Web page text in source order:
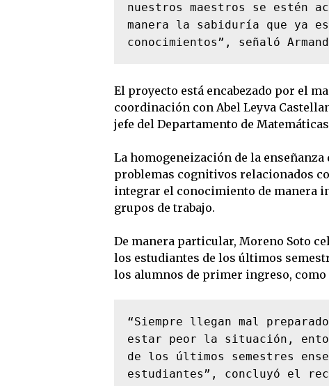
nuestros maestros se estén
manera la sabiduría que ya
conocimientos”, señaló
El proyecto está encabezado por el
coordinación con Abel Leyva
jefe del Departamento de
La homogeneización de la
problemas cognitivos relacionados
integrar el conocimiento de manera
grupos de trabajo.
De manera particular, Moreno Soto
los estudiantes de los últimos
los alumnos de primer ingreso,
“Siempre llegan mal
estar peor la situación,
de los últimos semestres
estudiantes”, concluyó el